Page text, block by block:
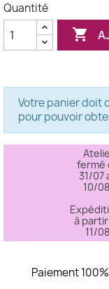
Quantité

Votre panier doit
pour pouvoir
fermé
31/07
10/
à
11/
Paiement